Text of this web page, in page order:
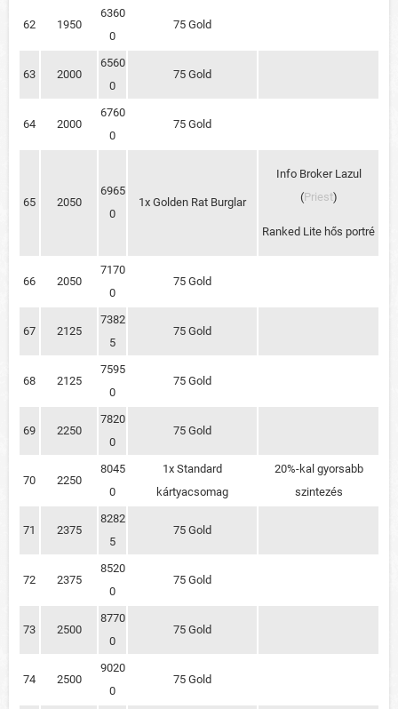
62 1950
6360
0
75 Gold
63 2000
6560
0
75 Gold
64 2000
6760
0
75 Gold
65 2050
6965
0
1x Golden Rat Burglar
Info Broker Lazul
(Priest)
Ranked Lite hős portré
66 2050
7170
0
75 Gold
67 2125
7382
5
75 Gold
68 2125
7595
0
75 Gold
69 2250
7820
0
75 Gold
70 2250
8045
0
1x Standard
kártyacsomag
20%-kal gyorsabb
szintezés
71 2375
8282
5
75 Gold
72 2375
8520
0
75 Gold
73 2500
8770
0
75 Gold
74 2500
9020
0
75 Gold